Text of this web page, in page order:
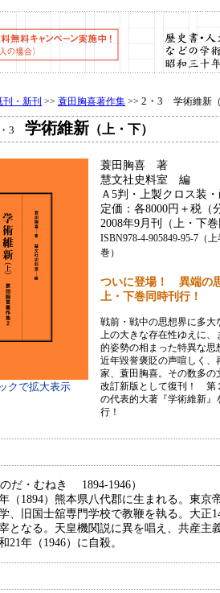
刊・新刊 >> 蓑田胸喜著作集 >> 2・3 学術維新
3 学術維新 （上・下）
クで拡大表示
蓑田胸喜 著
慧文社史料室 編
Ａ5判・上製クロス装・
定価：各8000円＋税（
2008年9月刊（上・下巻
ISBN978-4-905849-95-7（
巻）
ついに登場！ 異端の
上・下巻同時刊行！
戦前・戦中の思想界に多大
上の大きな存在性ゆえに
的姿勢の相まった特異な思
近年毀誉褒貶の声喧しく、
家、蓑田胸喜。その数多の
改訂新版として復刊！ 第
の代表的大著『学術維新』
行！
のだ・むねき 1894-1946）
（1894）熊本県八代郡に生まれる。東京
、旧国士舘専門学校で教鞭を執る。大正
となる。天皇機関説に異を唱え、共産主
21年（1946）に自殺。